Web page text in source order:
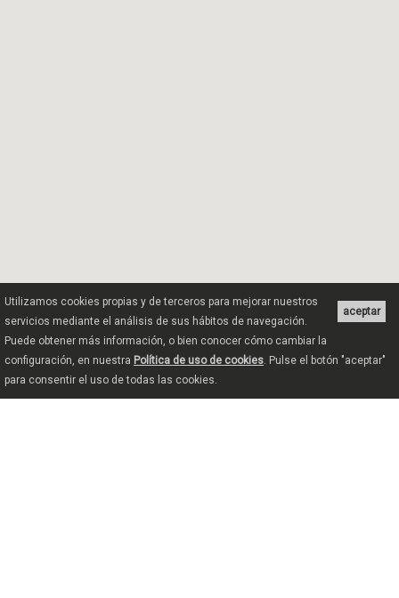
aceptar
Utilizamos cookies propias y de terceros para mejorar nuestros
servicios mediante el análisis de sus hábitos de navegación.
Puede obtener más información, o bien conocer cómo cambiar la
configuración, en nuestra Política de uso de cookies. Pulse el botón "aceptar"
para consentir el uso de todas las cookies.